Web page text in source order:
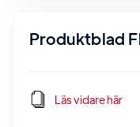
Produktblad
Läs vidare här